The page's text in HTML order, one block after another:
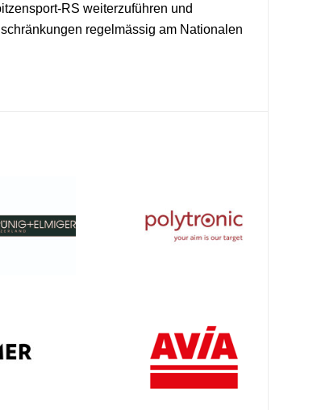
RS weiterzuführen und
regelmässig am Nationalen